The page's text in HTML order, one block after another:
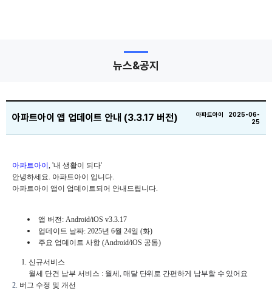
뉴스&공지
아파트아이 앱 업데이트 안내 (3.3.17 버전)
아파트아이 2025-06-
25
아파트아이 , '내 생활이 되다'
안녕하세요. 아파트아이 입니다.
아파트아이 앱이 업데이트되어 안내드립니다.
앱 버전: Android/iOS v3.3.17
업데이트 날짜: 2025년 6월 24일 (화)
주요 업데이트 사항 (Android/iOS 공통)
1. 신규서비스
월세 단건 납부 서비스 : 월세, 매달 단위로 간편하게 납부할 수 있어요
2. 버그 수정 및 개선